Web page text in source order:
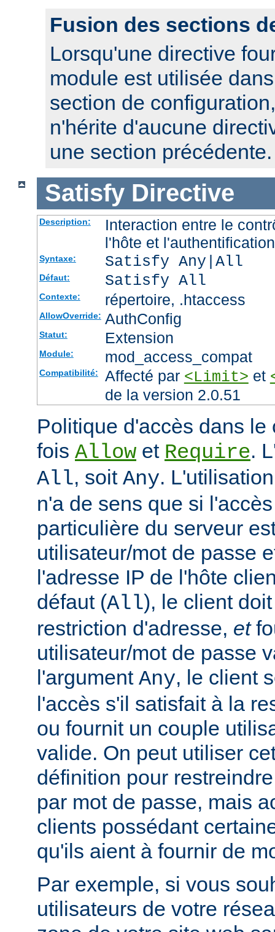
Fusion des sections
Lorsqu'une directive
module est utilisée
section de
n'hérite d'aucune
une section précédente.
Satisfy Directive
Description:
Interaction entre le
l'hôte et
Syntaxe: Satisfy Any|All
Défaut: Satisfy All
Contexte: répertoire, .htaccess
AllowOverride: AuthConfig
Statut: Extension
Module: mod_access_compat
Compatibilité: Affecté par <Limit> et
de la version 2.0.51
Politique d'accès dans
fois Allow et Require.
All, soit Any.
n'a de sens que si
particulière du serveur
utilisateur/mot de passe
l'adresse IP de l'hôte
défaut (All), le client
restriction d'adresse, et
utilisateur/mot de passe
l'argument Any, le client
l'accès s'il satisfait à la
ou fournit un couple
valide. On peut utiliser
définition pour
par mot de passe, mais
clients possédant
qu'ils aient à fournir de
Par exemple, si vous
utilisateurs de votre